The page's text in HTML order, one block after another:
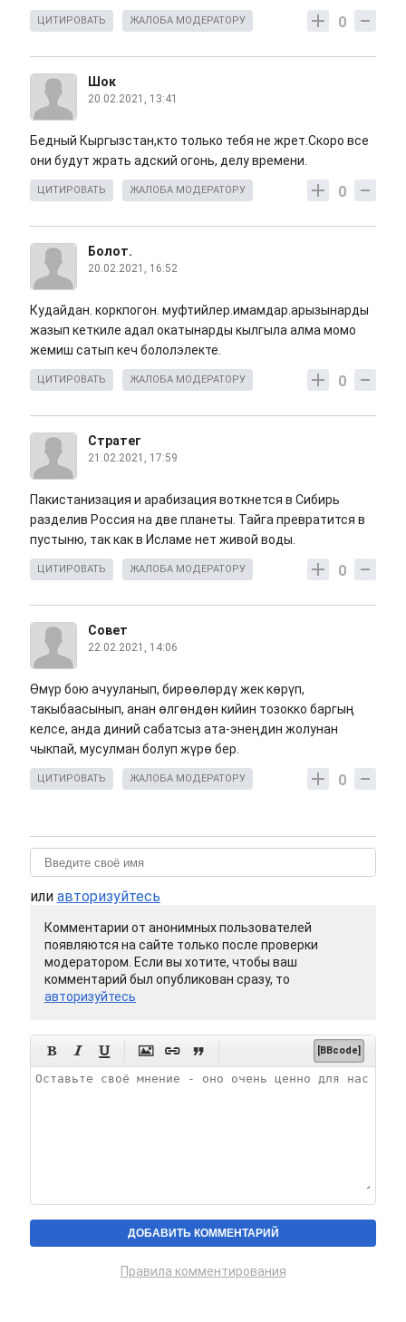
0
ЦИТИРОВАТЬ ЖАЛОБА МОДЕРАТОРУ
Шок
20.02.2021, 13:41
Бедный Кыргызстан,кто только тебя не жрет.Скоро все
они будут жрать адский огонь, делу времени.
0
ЦИТИРОВАТЬ ЖАЛОБА МОДЕРАТОРУ
Болот.
20.02.2021, 16:52
Кудайдан. коркпогон. муфтийлер.имамдар.арызынарды
жазып кеткиле адал окатынарды кылгыла алма момо
жемиш сатып кеч бололэлекте.
0
ЦИТИРОВАТЬ ЖАЛОБА МОДЕРАТОРУ
Стратег
21.02.2021, 17:59
Пакистанизация и арабизация воткнется в Сибирь
разделив Россия на две планеты. Тайга превратится в
пустыню, так как в Исламе нет живой воды.
0
ЦИТИРОВАТЬ ЖАЛОБА МОДЕРАТОРУ
Совет
22.02.2021, 14:06
Өмүр бою ачууланып, бирөөлөрдү жек көрүп,
такыбаасынып, анан өлгөндөн кийин тозокко баргың
келсе, анда диний сабатсыз ата-энеңдин жолунан
чыкпай, мусулман болуп жүрө бер.
0
ЦИТИРОВАТЬ ЖАЛОБА МОДЕРАТОРУ
или авторизуйтесь
Комментарии от анонимных пользователей
появляются на сайте только после проверки
модератором. Если вы хотите, чтобы ваш
комментарий был опубликован сразу, то
авторизуйтесь
      [BBcode]
Правила комментирования